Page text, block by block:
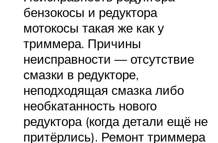
бензокосы и редуктора
мотокосы такая же как у
триммера. Причины
неисправности — отсутствие
смазки в редукторе,
неподходящая смазка либо
необкатанность нового
редуктора (когда детали ещё не
притёрлись). Ремонт триммера